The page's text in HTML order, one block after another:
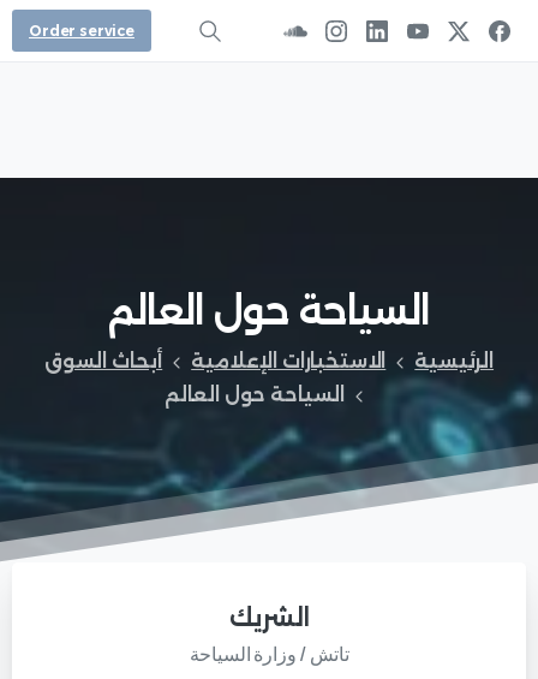
Order service
السياحة حول العالم
الرئيسية الاستخبارات الإعلامية
أبحاث السوق
السياحة حول العالم
الشريك
تاتش / وزارة السياحة